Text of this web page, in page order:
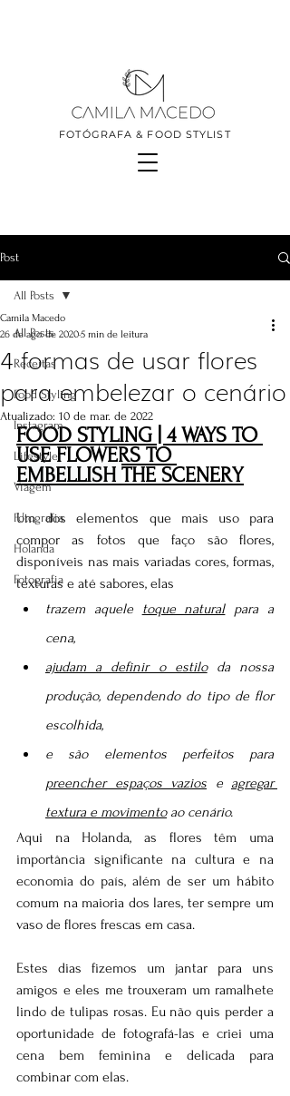
FOTÓGRAFA & FOOD STYLIST
Post
All Posts
Receitas
Food Styling
Instagram
Lifestyle
Viagem
Fotografia
Holanda
Fotografia
All Posts
4 formas de usar flores
para embelezar o cenário
Camila Macedo
26 de ago. de 20205 min de leitura
Atualizado: 10 de mar. de 2022
FOOD STYLING | 4 WAYS TO
USE FLOWERS TO
EMBELLISH THE SCENERY
Um dos elementos que mais uso para
compor as fotos que faço são flores,
disponíveis nas mais variadas cores, formas,
texturas e até sabores, elas
trazem aquele toque natural para a
cena,
ajudam a definir o estilo da nossa
produção, dependendo do tipo de flor
escolhida,
preencher espaços vazios e agregar
textura e movimento ao cenário.
Aqui na Holanda, as flores têm uma
importância significante na cultura e na
economia do país, além de ser um hábito
comum na maioria dos lares, ter sempre um
vaso de flores frescas em casa.
Estes dias fizemos um jantar para uns
amigos e eles me trouxeram um ramalhete
lindo de tulipas rosas. Eu não quis perder a
oportunidade de fotografá-las e criei uma
cena bem feminina e delicada para
combinar com elas.